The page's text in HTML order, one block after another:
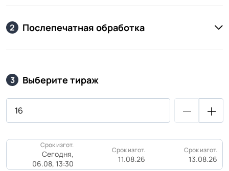
2 Послепечатная обработка
3 Выберите тираж
Срок изгот.
Сегодня,
06.08, 13:30
Срок изгот.
11.08.26
Срок изгот.
13.08.26